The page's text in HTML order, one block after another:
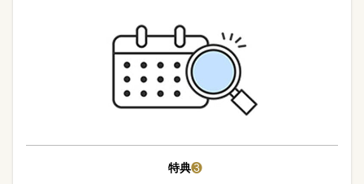
特典❸